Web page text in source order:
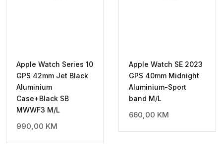
Apple Watch Series 10
GPS 42mm Jet Black
Aluminium
Case+Black SB
MWWF3 M/L
990,00 KM
Apple Watch SE 2023
GPS 40mm Midnight
Aluminium-Sport
band M/L
660,00 KM